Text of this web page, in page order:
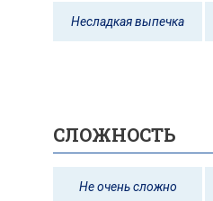
Несладкая выпечка
СЛОЖНОСТЬ
Не очень сложно